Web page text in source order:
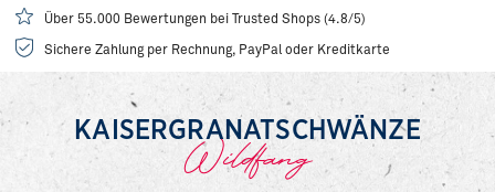
Über 55.000 Bewertungen bei Trusted Shops (4.8/5)
Sichere Zahlung per Rechnung, PayPal oder Kreditkarte
KAISERGRANATSCHWÄNZE
Wildfang